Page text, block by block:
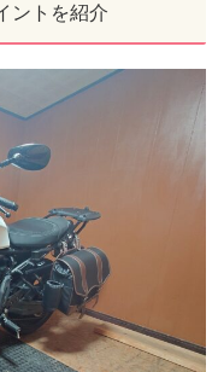
ントを紹介